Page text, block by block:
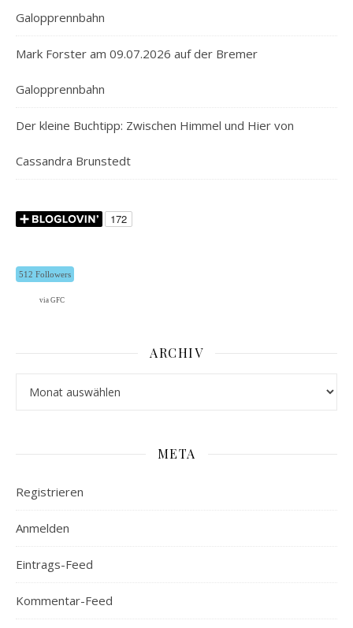
Galopprennbahn
Mark Forster am 09.07.2026 auf der Bremer
Galopprennbahn
Der kleine Buchtipp: Zwischen Himmel und Hier von
Cassandra Brunstedt
512 Followers
via GFC
ARCHIV
META
Registrieren
Anmelden
Eintrags-Feed
Kommentar-Feed